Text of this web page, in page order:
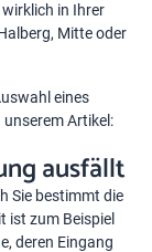
in Ihrer
Mitte oder
eines
Artikel:
ausfällt
Sie bestimmt die
ist zum Beispiel
deren Eingang